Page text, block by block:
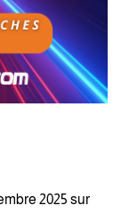
2025 sur